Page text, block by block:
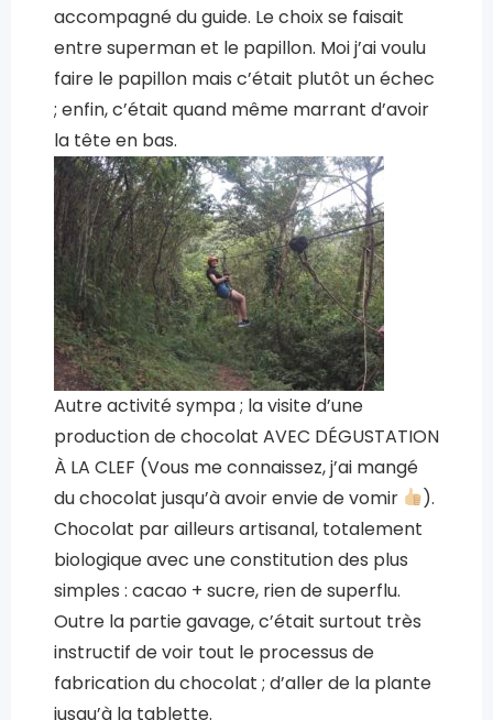
accompagné du guide. Le choix se faisait
entre superman et le papillon. Moi j’ai voulu
faire le papillon mais c’était plutôt un échec
; enfin, c’était quand même marrant d’avoir
la tête en bas.
Autre activité sympa ; la visite d’une
production de chocolat AVEC DÉGUSTATION
À LA CLEF (Vous me connaissez, j’ai mangé
du chocolat jusqu’à avoir envie de vomir
).
Chocolat par ailleurs artisanal, totalement
biologique avec une constitution des plus
simples : cacao + sucre, rien de superflu.
Outre la partie gavage, c’était surtout très
instructif de voir tout le processus de
fabrication du chocolat ; d’aller de la plante
jusqu’à la tablette.